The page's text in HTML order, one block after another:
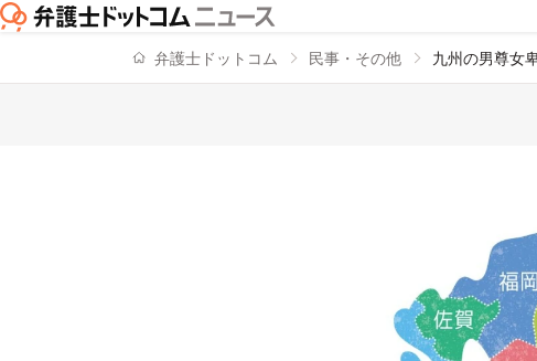
弁護士ドットコム 民事・その他 九州の男尊女